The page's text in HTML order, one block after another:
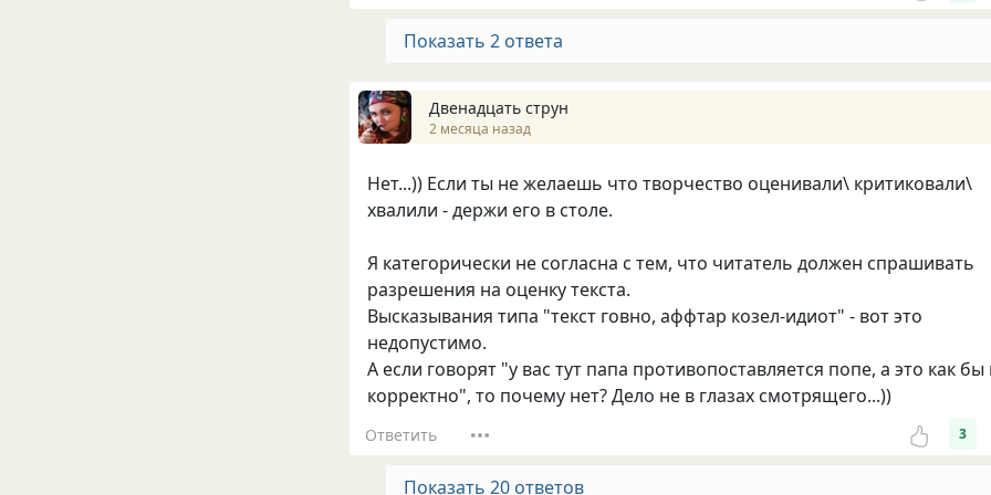
Показать 2 ответа
Двенадцать струн
2 месяца назад
Нет...)) Если ты не желаешь что творчество оценивали\ критиковали\
хвалили - держи его в столе.
Я категорически не согласна с тем, что читатель должен спрашивать
разрешения на оценку текста.
Высказывания типа "текст говно, аффтар козел-идиот" - вот это
недопустимо.
А если говорят "у вас тут папа противопоставляется попе, а это как бы
корректно", то почему нет? Дело не в глазах смотрящего...))
Ответить 3
Показать 20 ответов